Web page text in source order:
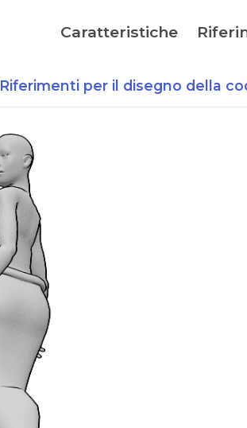
Caratteristiche
Riferimenti per il disegno della